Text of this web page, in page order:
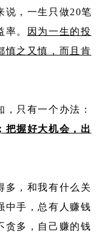
说，一生只做20笔
。
因为一生的投
慎之又慎，而且肯
只有一个办法：
把握好大机会，出
多，和我有什么关
中手，总有人赚钱
贪多，自己赚的钱